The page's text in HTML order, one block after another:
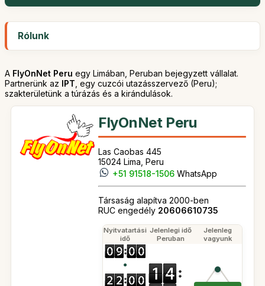
Rólunk
A FlyOnNet Peru egy Limában, Peruban bejegyzett vállalat.
Partnerünk az IPT , egy cuzcói utazásszervező (Peru);
szakterületünk a túrázás és a kirándulások.
FlyOnNet Peru
Las Caobas 445
15024 Lima, Peru
+51 91518-1506 WhatsApp
Társaság alapítva 2000-ben
RUC engedély 20606610735
Nyitvatartási
idő
Jelenlegi idő
Peruban
Jelenleg
vagyunk
●